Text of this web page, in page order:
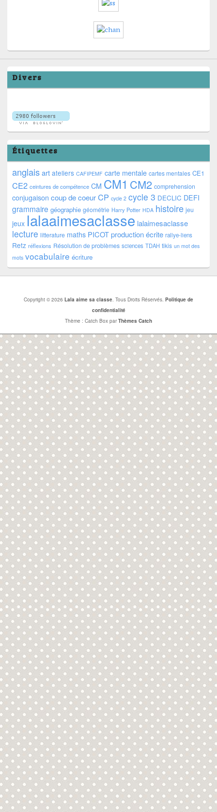
Divers
Étiquettes
anglaisart ateliers CAFIPEMF carte mentale cartes mentales CE1
CE2 ceintures de compétence CM CM1 CM2 comprehension
conjugaison coup de coeurCP cycle 2 cycle 3 DECLIC DEFI
grammaire géographie géométrie Harry Potter HDA histoire jeu
jeux lalaaimesaclasse lalaimesaclasse
lecture litterature maths PICOTproduction écrite rallye-liens
Retz réflexions Résolution de problèmes sciences TDAH tikis un mot des
mots vocabulaire écriture
Copyright © 2026 Lala aime sa classe. Tous Droits Réservés. Politique de
confidentialité
Thème : Catch Box parThèmes Catch